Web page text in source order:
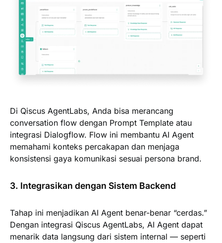
Di Qiscus AgentLabs, Anda bisa merancang
conversation flow dengan Prompt Template atau
integrasi Dialogflow. Flow ini membantu AI Agent
memahami konteks percakapan dan menjaga
konsistensi gaya komunikasi sesuai persona brand.
3. Integrasikan dengan Sistem Backend
Tahap ini menjadikan AI Agent benar-benar “cerdas.”
Dengan integrasi Qiscus AgentLabs, AI Agent dapat
menarik data langsung dari sistem internal — seperti